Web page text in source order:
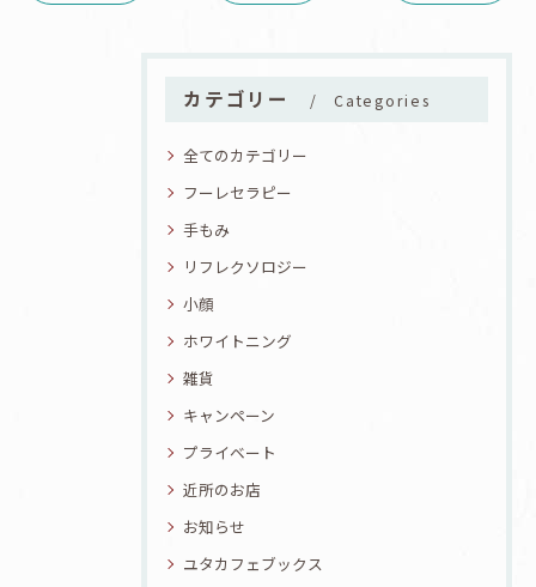
カテゴリー Categories
全てのカテゴリー
フーレセラピー
手もみ
リフレクソロジー
小顔
ホワイトニング
雑貨
キャンペーン
プライベート
近所のお店
お知らせ
ユタカフェブックス